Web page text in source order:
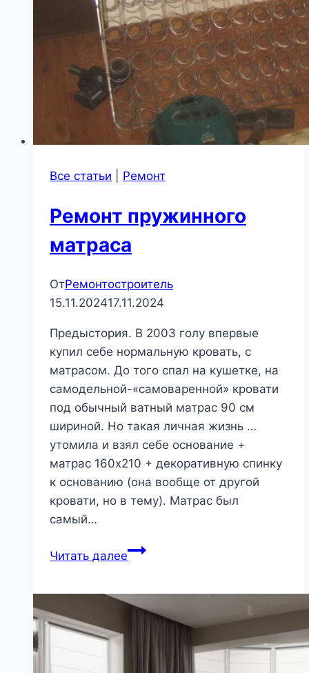
Все статьи Ремонт
Ремонт пружинного
матраса
ОтРемонтостроитель
15.11.202417.11.2024
Предыстория. В 2003 голу впервые
купил себе нормальную кровать, с
матрасом. До того спал на кушетке, на
самодельной-«самоваренной» кровати
под обычный ватный матрас 90 см
шириной. Но такая личная жизнь …
утомила и взял себе основание +
матрас 160х210 + декоративную спинку
к основанию (она вообще от другой
кровати, но в тему). Матрас был
самый…
Читать далееРемонт